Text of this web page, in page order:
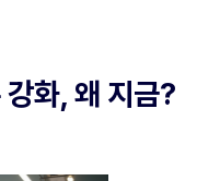
화, 왜 지금?